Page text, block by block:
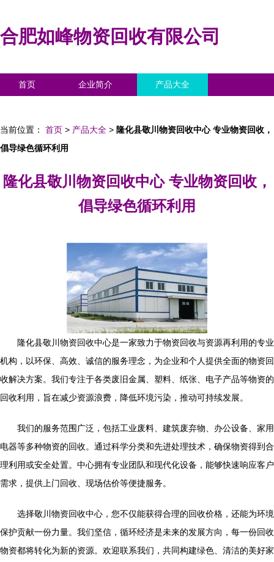
合肥如峰物资回收有限公司
首页 企业简介 产品大全
当前位置： 首页 > 产品大全 > 隆化县敬川物资回收中心 专业物资回收，
倡导绿色循环利用
隆化县敬川物资回收中心 专业物资回收，
倡导绿色循环利用
隆化县敬川物资回收中心是一家致力于物资回收与资源再利用的专业
机构，以环保、高效、诚信的服务理念，为企业和个人提供全面的物资回
收解决方案。我们专注于各类废旧金属、塑料、纸张、电子产品等物资的
回收利用，旨在减少资源浪费，降低环境污染，推动可持续发展。
我们的服务范围广泛，包括工业废料、建筑废弃物、办公设备、家用
电器等多种物资的回收。通过科学分类和先进处理技术，确保物资得到合
理利用或安全处置。中心拥有专业团队和现代化设备，能够快速响应客户
需求，提供上门回收、现场估价等便捷服务。
选择敬川物资回收中心，您不仅能获得合理的回收价格，还能为环境
保护贡献一份力量。我们坚信，循环经济是未来的发展方向，每一份回收
物资都将转化为新的资源。欢迎联系我们，共同构建绿色、清洁的美好家